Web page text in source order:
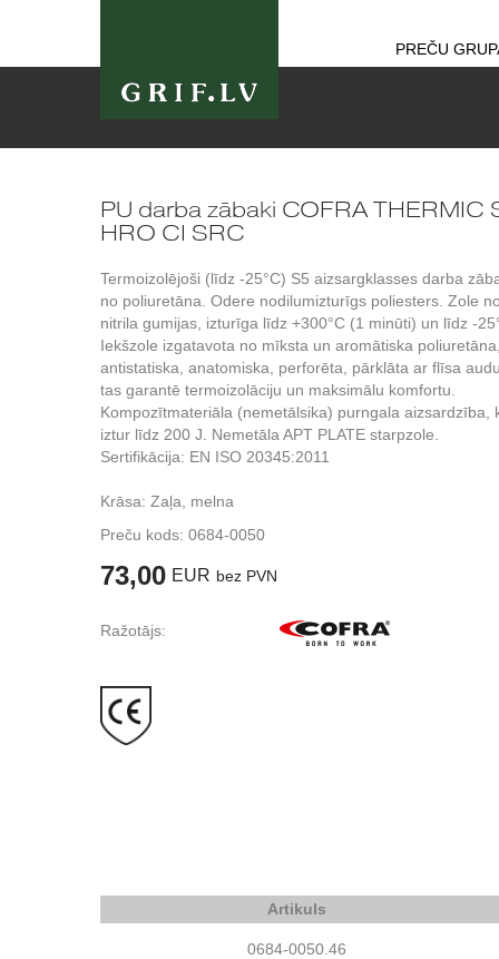
PREČU
PU darba zābaki COFRA THERMIC
HRO CI SRC
Termoizolējoši (līdz -25°C) S5 aizsargklasses darba
no poliuretāna. Odere nodilumizturīgs poliesters. Zole
nitrila gumijas, izturīga līdz +300°C (1 minūti) un līdz -
Iekšzole izgatavota no mīksta un aromātiska
antistatiska, anatomiska, perforēta, pārklāta ar flīsa
tas garantē termoizolāciju un maksimālu komfortu.
Kompozītmateriāla (nemetālsika) purngala aizsardzība,
iztur līdz 200 J. Nemetāla APT PLATE starpzole.
Sertifikācija: EN ISO 20345:2011
Krāsa: Zaļa, melna
Preču kods: 0684-0050
73,00 EUR bez PVN
Ražotājs:
Artikuls
0684-0050.46